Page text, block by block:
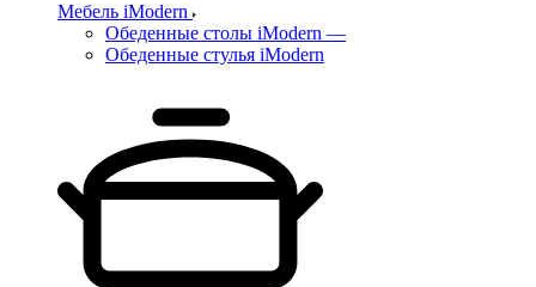
Мебель iModern
Обеденные столы iModern —
Обеденные стулья iModern